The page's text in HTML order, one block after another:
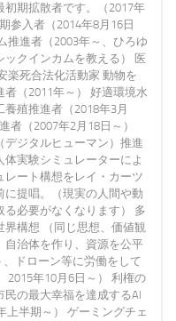
初期拡散者です。（2017年
参入者（2014年8月16日
推進者（2003年～、ひろゆ
ックインカムを教える） 医
楽死合法化活動家 動物を
（2011年～） 好適環境水
殖推進者（2018年3月
者（2007年2月18日～）
ジタルヒューマン）推進
体実験シミュレーターによ
レート構想をレイ・カーツ
に提唱。（現実の人間や動
必要がなくなります） 多
界構想 （同じ思想、価値観
自治体を作り、資源を公平
ドローン等に労働をして
2015年10月6日～） 利権の
民の最大幸福を達成するAI
上半期～） ゲーミングチェ